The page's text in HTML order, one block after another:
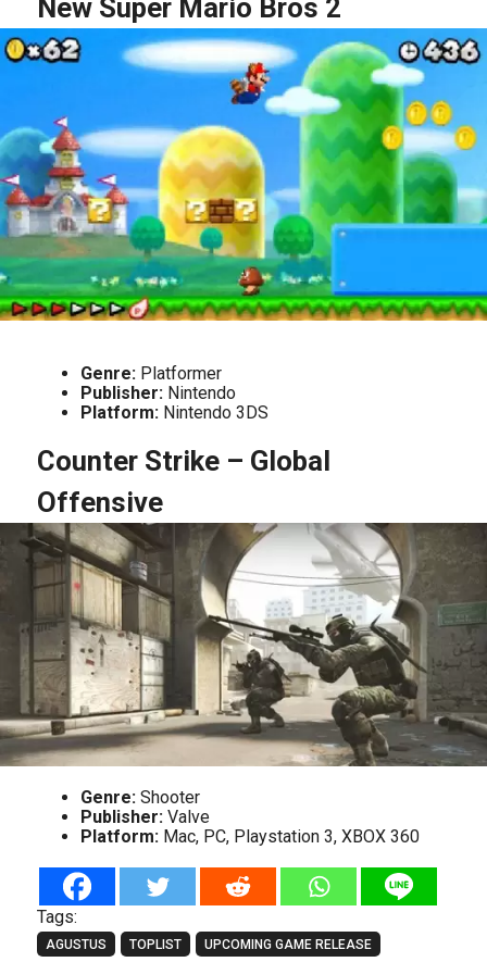
New Super Mario Bros 2
Genre:Platformer
Publisher:Nintendo
Platform:Nintendo 3DS
Counter Strike – Global
Offensive
Genre:Shooter
Publisher:Valve
Platform:Mac, PC, Playstation 3, XBOX 360
Tags:
AGUSTUS TOPLIST UPCOMING GAME RELEASE